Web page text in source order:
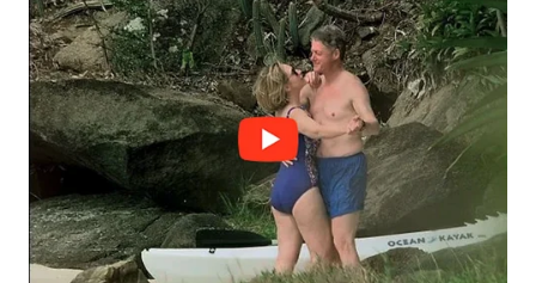
WN
DEPOK
WN
TAPANULI
UTARA
WN
SAMOSIR